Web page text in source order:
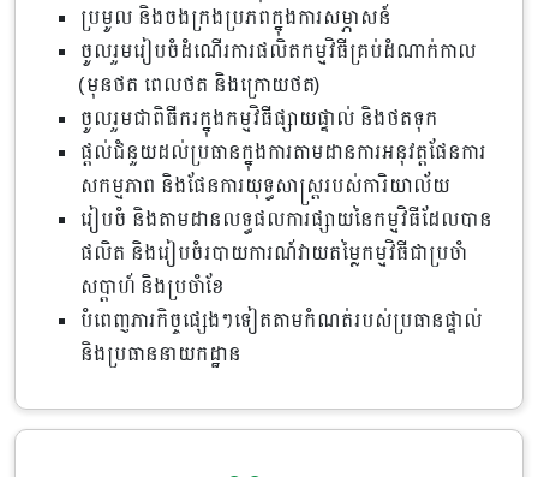
ប្រមូល និងចងក្រងប្រភពក្នុងការសម្ភាសន៍
ចូលរួមរៀបចំដំណើរការផលិតកម្មវិធីគ្រប់ដំណាក់កាល
(មុនថត ពេលថត និងក្រោយថត)
ចូលរួមជាពិធីករក្នុងកម្មវិធីផ្សាយផ្ទាល់ និងថតទុក
ផ្ដល់ជំនួយដល់ប្រធានក្នុងការតាមដានការអនុវត្តផែនការ
សកម្មភាព និងផែនការយុទ្ធសាស្រ្តរបស់ការិយាល័យ
រៀបចំ និងតាមដានលទ្ធផលការផ្សាយនៃកម្មវិធីដែលបាន
ផលិត និងរៀបចំរបាយការណ៍វាយតម្លៃកម្មវិធីជាប្រចាំ
សប្តាហ៍ និងប្រចាំខែ
បំពេញភារកិច្ចផ្សេងៗទៀតតាមកំណត់របស់ប្រធានផ្ទាល់
និងប្រធាននាយកដ្ឋាន